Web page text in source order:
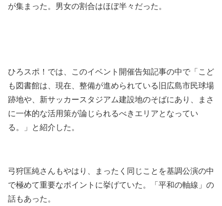
が集まった。男女の割合はほぼ半々だった。
ひろスポ！では、このイベント開催告知記事の中で「こど
も図書館は、現在、整備が進められている旧広島市民球場
跡地や、新サッカースタジアム建設地のそばにあり、まさ
に一体的な活用策が論じられるべきエリアとなってい
る。」と紹介した。
弓狩匡純さんもやはり、まったく同じことを基調公演の中
で極めて重要なポイントに挙げていた。「平和の軸線」の
話もあった。